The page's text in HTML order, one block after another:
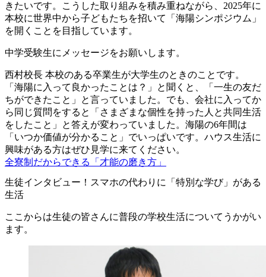
きたいです。こうした取り組みを積み重ねながら、2025年に
本校に世界中から子どもたちを招いて「海陽シンポジウム」
を開くことを目指しています。
中学受験生にメッセージをお願いします。
西村校長 本校のある卒業生が大学生のときのことです。
「海陽に入って良かったことは？」と聞くと、「一生の友だ
ちができたこと」と言っていました。でも、会社に入ってか
ら同じ質問をすると「さまざまな個性を持った人と共同生活
をしたこと」と答えが変わっていました。海陽の6年間は
「いつか価値が分かること」でいっぱいです。ハウス生活に
興味がある方はぜひ見学に来てください。
全寮制だからできる「才能の磨き方」
生徒インタビュー！スマホの代わりに「特別な学び」がある
生活
ここからは生徒の皆さんに普段の学校生活についてうかがい
ます。